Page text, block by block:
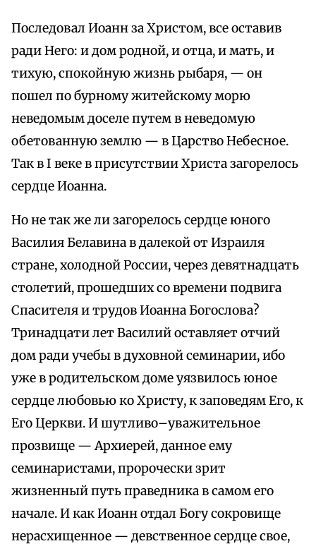
Последовал Иоанн за Христом, все оставив
ради Него: и дом родной, и отца, и мать, и
тихую, спокойную жизнь рыбаря, — он
пошел по бурному житейскому морю
неведомым доселе путем в неведомую
обетованную землю — в Царство Небесное.
Так в I веке в присутствии Христа загорелось
сердце Иоанна.
Но не так же ли загорелось сердце юного
Василия Белавина в далекой от Израиля
стране, холодной России, через девятнадцать
столетий, прошедших со времени подвига
Спасителя и трудов Иоанна Богослова?
Тринадцати лет Василий оставляет отчий
дом ради учебы в духовной семинарии, ибо
уже в родительском доме уязвилось юное
сердце любовью ко Христу, к заповедям Его, к
Его Церкви. И шутливо–уважительное
прозвище — Архиерей, данное ему
семинаристами, пророчески зрит
жизненный путь праведника в самом его
начале. И как Иоанн отдал Богу сокровище
нерасхищенное — девственное сердце свое,